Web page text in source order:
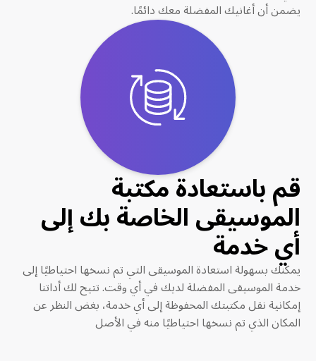
يضمن أن أغانيك المفضلة معك دائمًا.
قم باستعادة مكتبة
الموسيقى الخاصة بك إلى
أي خدمة
يمكنك بسهولة استعادة الموسيقى التي تم نسخها احتياطيًا إلى
خدمة الموسيقى المفضلة لديك في أي وقت. تتيح لك أداتنا
إمكانية نقل مكتبتك المحفوظة إلى أي خدمة، بغض النظر عن
المكان الذي تم نسخها احتياطيًا منه في الأصل